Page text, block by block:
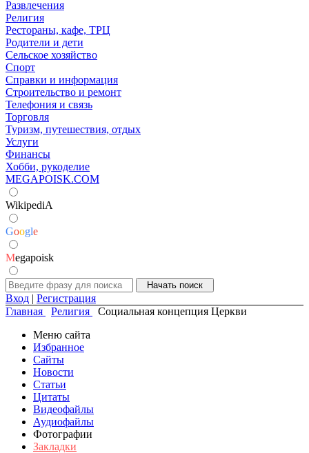
Развлечения
Религия
Рестораны, кафе, ТРЦ
Родители и дети
Сельское хозяйство
Спорт
Справки и информация
Строительство и ремонт
Телефония и связь
Торговля
Туризм, путешествия, отдых
Услуги
Финансы
Хобби, рукоделие
MEGAPOISK.COM
WikipediA
Google
Megapoisk
Вход | Регистрация
Главная
Религия
Социальная концепция Церкви
Меню сайта
Избранное
Сайты
Новости
Статьи
Цитаты
Видеофайлы
Аудиофайлы
Фотографии
Закладки